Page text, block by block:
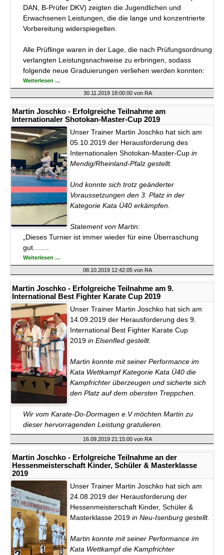
DAN, B-Prüfer DKV) zeigten die Jugendlichen und
Erwachsenen Leistungen, die die lange und konzentrierte
Vorbereitung widerspiegelten.
Alle Prüflinge waren in der Lage, die nach Prüfungsordnung
verlangten Leistungsnachweise zu erbringen, sodass
folgende neue Graduierungen verliehen werden konnten:
Weiterlesen …
im
Karate-
Dormagen
e.V.
30.11.2019 18:00:00von RA
Martin Joschko - Erfolgreiche Teilnahme am
Internationaler Shotokan-Master-Cup 2019
Unser Trainer Martin Joschko hat sich am
05.10.2019 der Herausforderung des
Internationalen Shotokan-Master-Cup in
Mendig/Rheinland-Pfalz gestellt.
Und konnte sich trotz geänderter
Voraussetzungen den 3. Platz in der
Kategorie Kata Ü40 erkämpfen.
Statement von Martin:
„Dieses Turnier ist immer wieder für eine Überraschung
gut........
Weiterlesen …
-
Erfolgreiche
am
Internationaler
Shotokan-
Master-
Cup
2019
08.10.2019 12:42:05 von RA
Martin Joschko - Erfolgreiche Teilnahme am 9.
International Best Fighter Karate Cup 2019
Unser Trainer Martin Joschko hat sich am
14.09.2019 der Herausforderung des 9.
International Best Fighter Karate Cup
2019 in Elsenfled gestellt.
Martin konnte mit seiner Performance im
Kata Wettkampf Kategorie Kata Ü40 die
Kampfrichter überzeugen und sicherte sich
den Platz auf dem obersten Treppchen.
Wir vom Karate-Do-Dormagen e.V möchten Martin zu
dieser hervorragenden Leistung gratulieren.
16.09.2019 21:15:00 von RA
Martin Joschko - Erfolgreiche Teilnahme an der
Hessenmeisterschaft Kinder, Schüler & Masterklasse
2019
Unser Trainer Martin Joschko hat sich am
24.08.2019 der Herausforderung der
Hessenmeisterschaft Kinder, Schüler &
Masterklasse 2019 in Neu-Isenburg gestellt.
Martin konnte mit seiner Performance im
Kata Wettkampf die Kampfrichter